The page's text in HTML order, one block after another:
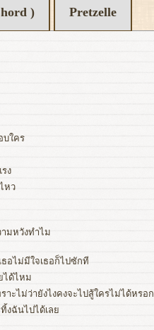
) Pretzelle
บใคร
ง
หว
มหวังทำไม
ธอไม่มีใจเธอก็ไปซักที
ได้ไหม
ะไม่ว่ายังไงคงจะไปสู้ใครไม่ได้หรอก
งฉันไปได้เลย